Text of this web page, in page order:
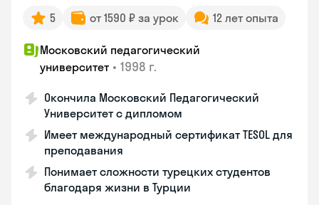
5 от 1590 ₽ за урок 12 лет опыта
Московский педагогический
университет • 1998 г.
Окончила Московский Педагогический
Университет с дипломом
Имеет международный сертификат TESOL для
преподавания
Понимает сложности турецких студентов
благодаря жизни в Турции